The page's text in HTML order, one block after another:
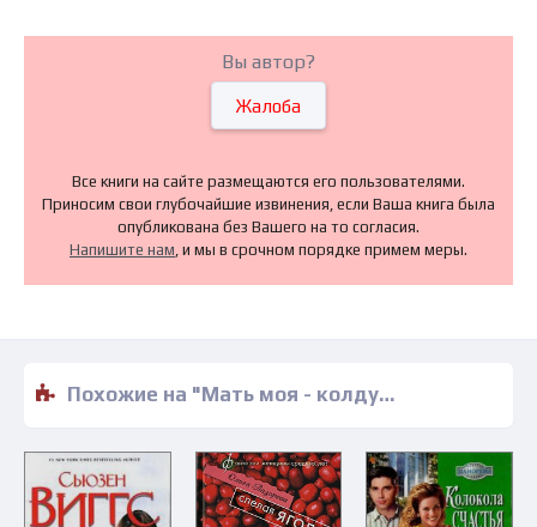
Вы автор?
Жалоба
Все книги на сайте размещаются его пользователями.
Приносим свои глубочайшие извинения, если Ваша книга была
опубликована без Вашего на то согласия.
Напишите нам , и мы в срочном порядке примем меры.
Похожие на "Мать моя - колдунья или шлюха - Татьяна Успенская" книги читать бесплатно полные версии